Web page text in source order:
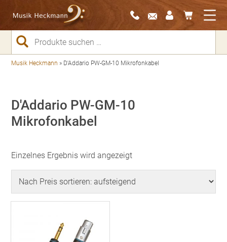
Suchen
nach:
Musik Heckmann » D'Addario PW-GM-10 Mikrofonkabel
D'Addario PW-GM-10
Mikrofonkabel
Einzelnes Ergebnis wird angezeigt